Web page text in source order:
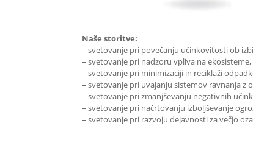
Naše storitve:
– svetovanje pri povečanju učinkovitosti ob
– svetovanje pri nadzoru vpliva na ekosisteme,
– svetovanje pri minimizaciji in reciklaži
– svetovanje pri uvajanju sistemov ravnanja
– svetovanje pri zmanjševanju negativnih
– svetovanje pri načrtovanju izboljševanje
– svetovanje pri razvoju dejavnosti za večjo